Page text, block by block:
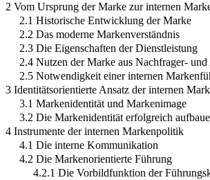
2 Vom Ursprung der Marke zur internen
2.1 Historische Entwicklung der Marke
2.2 Das moderne Markenverständnis
2.3 Die Eigenschaften der Dienstleistung
2.4 Nutzen der Marke aus Nachfrager-
2.5 Notwendigkeit einer internen
3 Identitätsorientierte Ansatz der internen
3.1 Markenidentität und Markenimage
3.2 Die Markenidentität erfolgreich
4 Instrumente der internen Markenpolitik
4.1 Die interne Kommunikation
4.2 Die Markenorientierte Führung
4.2.1 Die Vorbildfunktion der